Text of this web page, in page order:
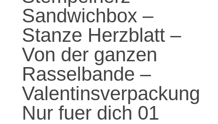
Sandwichbox –
Stanze Herzblatt –
Von der ganzen
Rasselbande –
Valentinsverpackung
Nur fuer dich 01